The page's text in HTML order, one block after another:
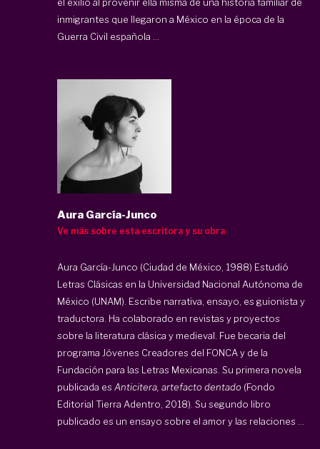
inmigrantes que llegaron a México en la época de la
Guerra Civil española ...
Aura García-Junco
Ve más sobre esta escritora y su obra
Aura García-Junco (Ciudad de México, 1988) Estudió
Letras Clásicas en la Universidad Nacional Autónoma de
México (UNAM). Escribe narrativa, ensayo, es guionista y
traductora. Ha colaborado en revistas y proyectos
sobre la literatura clásica y medieval. Fue becaria del
programa Jóvenes Creadores del FONCA y de la
Fundación para las Letras Mexicanas. Su primera novela
publicada es Anticitera, artefacto dentado (Fondo
Editorial Tierra Adentro, 2018). Su segundo libro
publicado es un ensayo sobre el amor y las relaciones ...